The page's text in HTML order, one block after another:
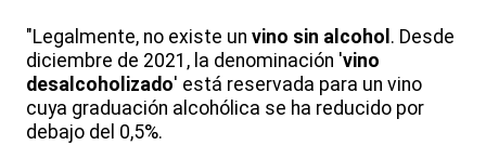
"Legalmente, no existe un vino sin alcohol . Desde
diciembre de 2021, la denominación 'vino
desalcoholizado' está reservada para un vino
cuya graduación alcohólica se ha reducido por
debajo del 0,5%.